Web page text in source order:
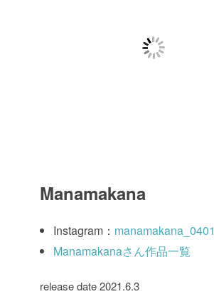
Manamakana
Instagram： manamakana_0401
Manamakanaさん作品一覧
release date 2021.6.3